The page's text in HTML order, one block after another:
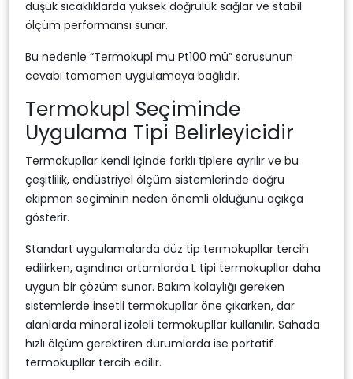
düşük sıcaklıklarda yüksek doğruluk sağlar ve stabil
ölçüm performansı sunar.
Bu nedenle “Termokupl mu Pt100 mü” sorusunun
cevabı tamamen uygulamaya bağlıdır.
Termokupl Seçiminde
Uygulama Tipi Belirleyicidir
Termokupllar kendi içinde farklı tiplere ayrılır ve bu
çeşitlilik, endüstriyel ölçüm sistemlerinde doğru
ekipman seçiminin neden önemli olduğunu açıkça
gösterir.
Standart uygulamalarda düz tip termokupllar tercih
edilirken, aşındırıcı ortamlarda L tipi termokupllar daha
uygun bir çözüm sunar. Bakım kolaylığı gereken
sistemlerde insetli termokupllar öne çıkarken, dar
alanlarda mineral izoleli termokupllar kullanılır. Sahada
hızlı ölçüm gerektiren durumlarda ise portatif
termokupllar tercih edilir.